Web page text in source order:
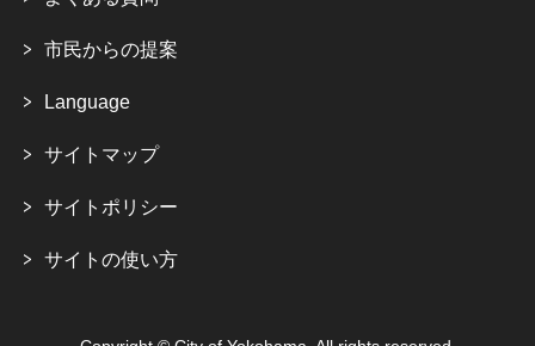
市民からの提案
Language
サイトマップ
サイトポリシー
サイトの使い方